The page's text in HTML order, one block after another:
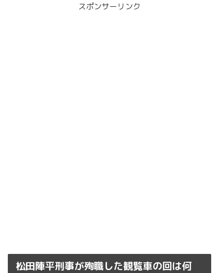
スポンサーリンク
松田陣平刑事が殉職した観覧車の回は何